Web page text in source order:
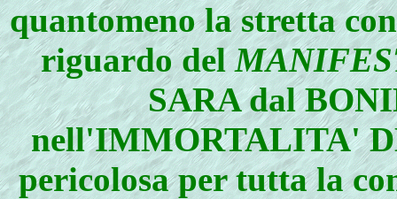
quantomeno la stretta
riguardo del
SARA dal
nell'IMMORTALITA'
pericolosa per tutta la